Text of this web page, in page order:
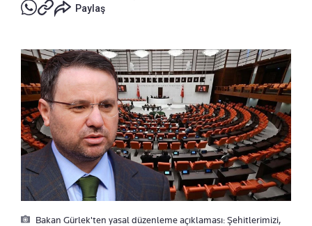
Paylaş
Bakan Gürlek'ten yasal düzenleme açıklaması: Şehitlerimizi,